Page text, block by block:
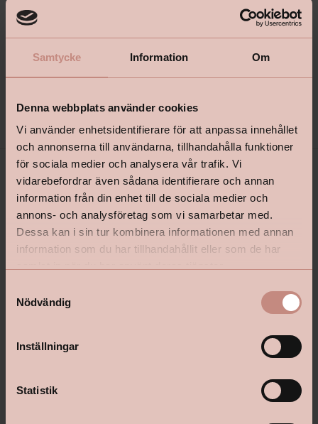
Samtycke Information Om
Denna webbplats använder cookies
Vi använder enhetsidentifierare för att anpassa innehållet
och annonserna till användarna, tillhandahålla funktioner
för sociala medier och analysera vår trafik. Vi
vidarebefordrar även sådana identifierare och annan
information från din enhet till de sociala medier och
annons- och analysföretag som vi samarbetar med.
Dessa kan i sin tur kombinera informationen med annan
information som du har tillhandahållit eller som de har
Nödvändig
Inställningar
Statistik
Produktbeskrivning +
Specifikationer
Vanliga frågor & svar